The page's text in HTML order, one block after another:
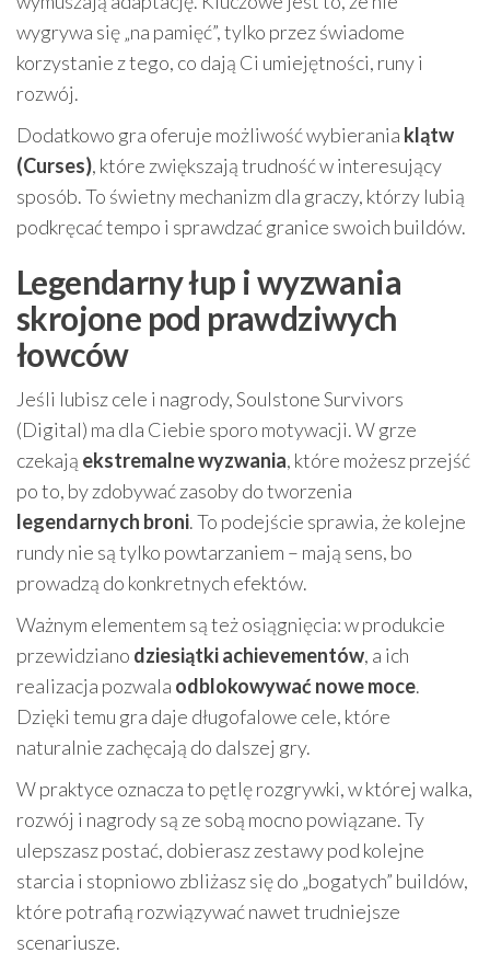
wygrywa się „na pamięć”, tylko przez świadome
korzystanie z tego, co dają Ci umiejętności, runy i
rozwój.
Dodatkowo gra oferuje możliwość wybierania klątw
(Curses), które zwiększają trudność w interesujący
sposób. To świetny mechanizm dla graczy, którzy lubią
podkręcać tempo i sprawdzać granice swoich buildów.
Legendarny łup i wyzwania
skrojone pod prawdziwych
łowców
Jeśli lubisz cele i nagrody, Soulstone Survivors
(Digital) ma dla Ciebie sporo motywacji. W grze
czekają ekstremalne wyzwania, które możesz przejść
po to, by zdobywać zasoby do tworzenia
legendarnych broni. To podejście sprawia, że kolejne
rundy nie są tylko powtarzaniem – mają sens, bo
prowadzą do konkretnych efektów.
Ważnym elementem są też osiągnięcia: w produkcie
przewidziano dziesiątki achievementów, a ich
realizacja pozwala odblokowywać nowe moce.
Dzięki temu gra daje długofalowe cele, które
naturalnie zachęcają do dalszej gry.
W praktyce oznacza to pętlę rozgrywki, w której walka,
rozwój i nagrody są ze sobą mocno powiązane. Ty
ulepszasz postać, dobierasz zestawy pod kolejne
starcia i stopniowo zbliżasz się do „bogatych” buildów,
które potrafią rozwiązywać nawet trudniejsze
scenariusze.